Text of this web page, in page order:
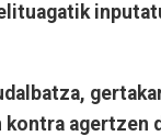
agertzen